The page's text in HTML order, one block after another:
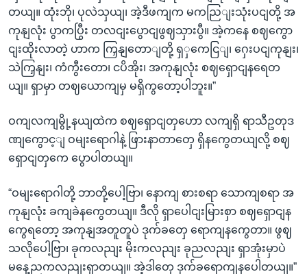
တယျ။ ထုံးဘို၊ ပုလဲသှယျ၊ အဲ့ဒီဖကျက မကညြျးသုံးပငျတို့ အ
ကုနျလုံး ပွာကပြွီး တလငျးပွောငျဖွဈသှားပွီ။ အဲ့ကနေ စဈကွော
ငျးထိုးလာတဲ့ ဟာက ကြှနျတောျတို့ ရှှကေငြျ၊ ဂှေးပငျကုနျး၊
သဲကြှနျး၊ ကံကွီးတော၊ ငပိအိုး၊ အကုနျလုံး စဈရှောငျနရေတ
ယျ။ ရှာမှာ တဈယောကျမှ မရှိကွတော့ပါဘူး။”
ဝကျလကျမွို့နယျထဲက စဈရှောငျတှဟော လကျရှိ ရာသီဥတုဒ
ဏျကွောင့ျ ဝမျးရောဂါနဲ့ ဖြားနာတာတှေ ရှိနကွေတယျလို့ စဈ
ရှောငျတှကေ ပွောပါတယျ။
“ဝမျးရောဂါတို့ ဘာတို့ပေါ့ဗြာ၊ နောကျ စားစရာ သောကျစရာ အ
ကုနျလုံး ခကျခဲနကွေတယျ။ ဒီလို ရှာပေါငျးမြားစှာ စဈရှောငျန
ကွေရတော့ အကုနျအတူတူပဲ ဒုက်ခတှေ ရောကျနကွေတာ။ ဖွဈ
သလိုပေါ့ဗြာ၊ ခုကလညျး မိုးကလညျး ခုညလညျး ရှာအုံးမှာပဲ
မနေ့ညကလညျးရှာတယျ။ အဲ့ဒါတှေ ဒုက်ခရောကျနပေါတယျ။”